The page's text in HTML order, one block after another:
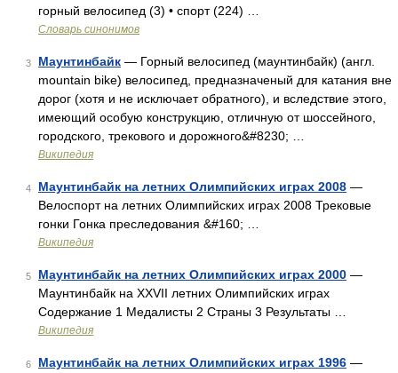
горный велосипед (3) • спорт (224) …
Словарь синонимов
3 Маунтинбайк — Горный велосипед (маунтинбайк) (англ.
mountain bike) велосипед, предназначеный для катания вне
дорог (хотя и не исключает обратного), и вследствие этого,
имеющий особую конструкцию, отличную от шоссейного,
городского, трекового и дорожного&#8230; …
Википедия
4 Маунтинбайк на летних Олимпийских играх 2008 —
Велоспорт на летних Олимпийских играх 2008 Трековые
гонки Гонка преследования &#160; …
Википедия
5 Маунтинбайк на летних Олимпийских играх 2000 —
Маунтинбайк на XXVII летних Олимпийских играх
Содержание 1 Медалисты 2 Страны 3 Результаты …
Википедия
6 Маунтинбайк на летних Олимпийских играх 1996 —